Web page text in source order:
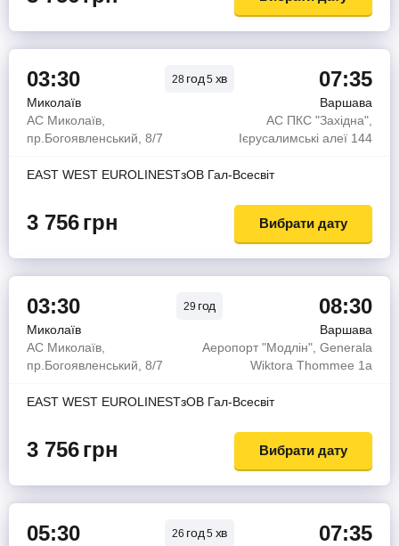
03:30 28 год5 хв 07:35
Миколаїв
Варшава
АС Миколаїв,
пр.Богоявленський, 8/7
АС ПКС "Західна",
Ієрусалимські алеї 144
EAST WEST EUROLINESТзОВ Гал-Всесвiт
3 756грн Вибрати дату
03:30 29 год 08:30
Миколаїв
Варшава
АС Миколаїв,
пр.Богоявленський, 8/7
Аеропорт "Модлін", Generala
Wiktora Thommee 1а
EAST WEST EUROLINESТзОВ Гал-Всесвiт
3 756грн Вибрати дату
05:30 26 год5 хв 07:35